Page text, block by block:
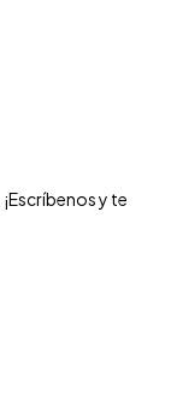
¡Escríbenos y te